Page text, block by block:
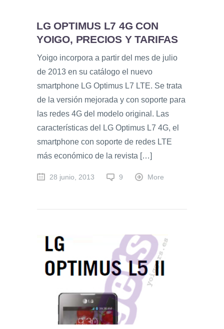
LG OPTIMUS L7 4G CON
YOIGO, PRECIOS Y TARIFAS
Yoigo incorpora a partir del mes de julio
de 2013 en su catálogo el nuevo
smartphone LG Optimus L7 LTE. Se trata
de la versión mejorada y con soporte para
las redes 4G del modelo original. Las
características del LG Optimus L7 4G, el
smartphone con soporte de redes LTE
más económico de la revista […]
28 junio, 2013 9 More